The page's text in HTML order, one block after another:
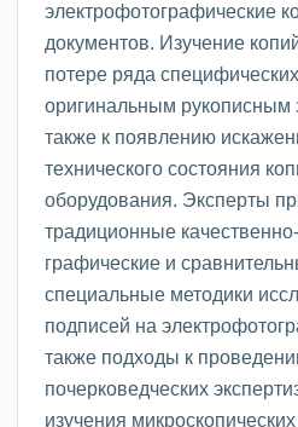
электрофотографические
документов. Изучение
потере ряда
оригинальным рукописным
также к появлению
технического состояния
оборудования. Эксперты
традиционные
графические и
специальные методики
подписей на
также подходы к
почерковедческих
изучения